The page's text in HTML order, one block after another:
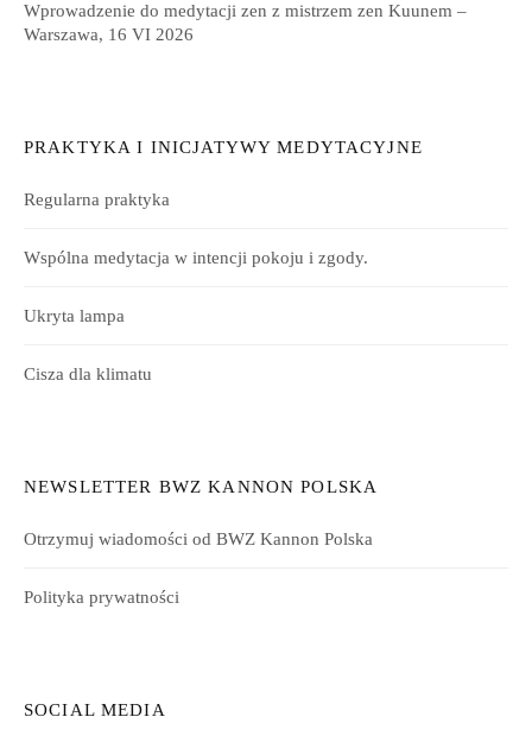
Wprowadzenie do medytacji zen z mistrzem zen Kuunem –
Warszawa, 16 VI 2026
PRAKTYKA I INICJATYWY MEDYTACYJNE
Regularna praktyka
Wspólna medytacja w intencji pokoju i zgody.
Ukryta lampa
Cisza dla klimatu
NEWSLETTER BWZ KANNON POLSKA
Otrzymuj wiadomości od BWZ Kannon Polska
Polityka prywatności
SOCIAL MEDIA